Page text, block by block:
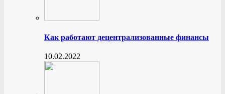
Как работают децентрализованные финансы
10.02.2022